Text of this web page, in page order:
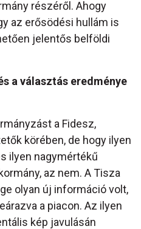
részéről. Ahogy
az erősödési hullám is
jelentős belföldi
a választás eredménye
a Fidesz,
körében, de hogy ilyen
ilyen nagymértékű
az nem. A Tisza
olyan új információ volt,
a piacon. Az ilyen
kép javulásán